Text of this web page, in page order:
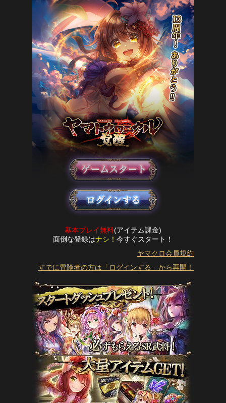
基本プレイ無料(アイテム課金)
面倒な登録はナシ！ 今すぐスタート！
ヤマクロ会員規約
すでに冒険者の方は「ログインする」から再開！